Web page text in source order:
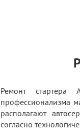
Ремонт
профессионализма
располагают
согласно